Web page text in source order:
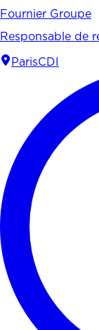
Fournier Groupe
Responsable de
ParisCDI